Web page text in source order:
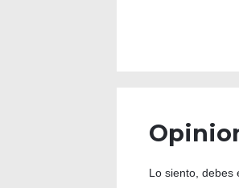
Lo siento, debes